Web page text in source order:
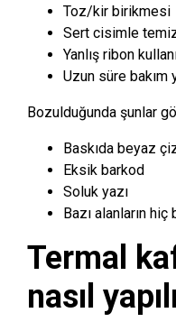
Toz/kir birikmesi
Sert cisimle
Yanlış ribon
Uzun süre bakım
Bozulduğunda şunlar
Baskıda beyaz
Eksik barkod
Soluk yazı
Bazı alanların hiç
Termal
nasıl